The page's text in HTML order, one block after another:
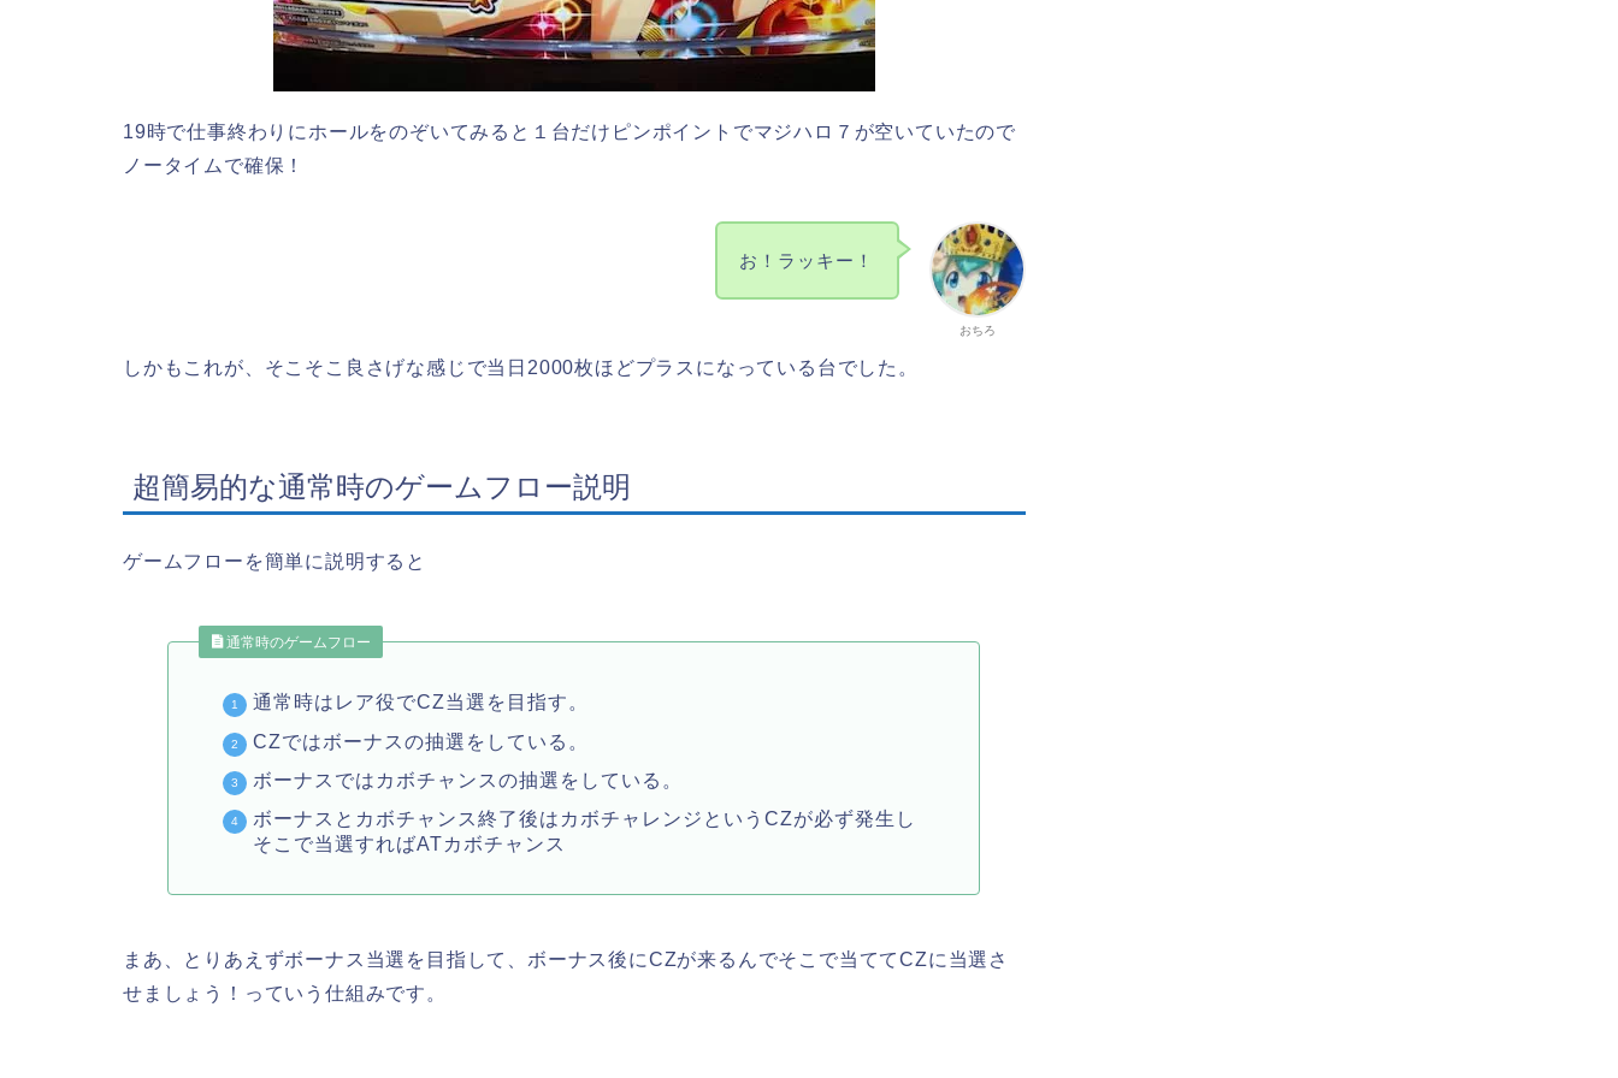
19時で仕事終わりにホールをのぞいてみると１台だけピンポイントでマジハロ７が空いていたので
ノータイムで確保！
おちろ
お！ラッキー！
しかもこれが、そこそこ良さげな感じで当日2000枚ほどプラスになっている台でした。
超簡易的な通常時のゲームフロー説明
ゲームフローを簡単に説明すると
通常時のゲームフロー
通常時はレア役でCZ当選を目指す。
CZではボーナスの抽選をしている。
ボーナスではカボチャンスの抽選をしている。
ボーナスとカボチャンス終了後はカボチャレンジというCZが必ず発生し
そこで当選すればATカボチャンス
まあ、とりあえずボーナス当選を目指して、ボーナス後にCZが来るんでそこで当ててCZに当選さ
せましょう！っていう仕組みです。